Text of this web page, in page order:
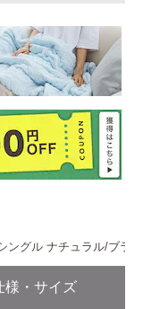
ングル ナチュラル/ブラ
様・サイズ